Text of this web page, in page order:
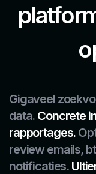
Gigaveel
data. Concrete
rapportages.
review emails,
notificaties.